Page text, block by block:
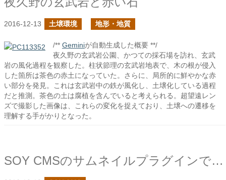
2016-12-13 土壌環境 地形・地質
/** Geminiが自動生成した概要 **/
夜久野の玄武岩公園、かつての採石場を訪れ、玄武
岩の風化過程を観察した。柱状節理の玄武岩地表で、木の根が侵入
した箇所は茶色の赤土になっていた。さらに、局所的に鮮やかな赤
い部分を発見。これは玄武岩中の鉄が風化し、土壌化している過程
だと推測。茶色の土は腐植を含んでいると考えられる。超望遠レン
ズで撮影した画像は、これらの変化を捉えており、土壌への遷移を
理解する手がかりとなった。
SOY CMSのサムネイルプラグインでpng形式のファイルに対応しました